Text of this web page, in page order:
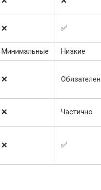
❌ ✅
Минимальные Низкие
❌ Обязателен
❌ Частично
❌ ✅